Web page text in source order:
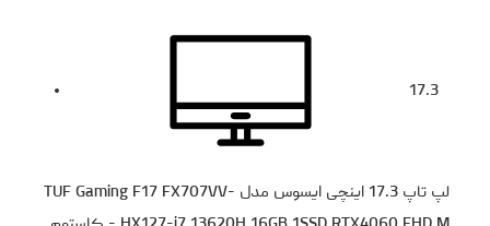
17.3
لپ تاپ 17.3 اینچی ایسوس مدل TUF Gaming F17 FX707VV-